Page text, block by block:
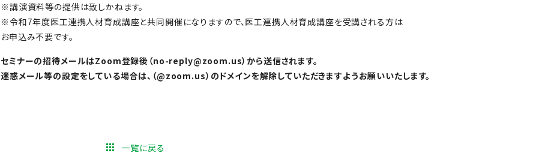
※講演資料等の提供は致しかねます。
※令和7年度医工連携人材育成講座と共同開催になりますので、医工連携人材育成講座を受講される方は
お申込み不要です。
セミナーの招待メールはZoom登録後（no-reply@zoom.us）から送信されます。
迷惑メール等の設定をしている場合は、（@zoom.us）のドメインを解除していただきますようお願いいたします。
一覧に戻る